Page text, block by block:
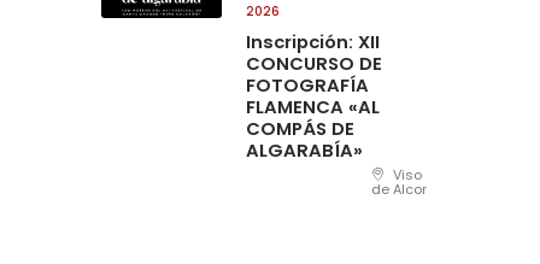
2026
Inscripción: XII
CONCURSO DE
FOTOGRAFÍA
FLAMENCA «AL
COMPÁS DE
ALGARABÍA»
Viso
de Alcor